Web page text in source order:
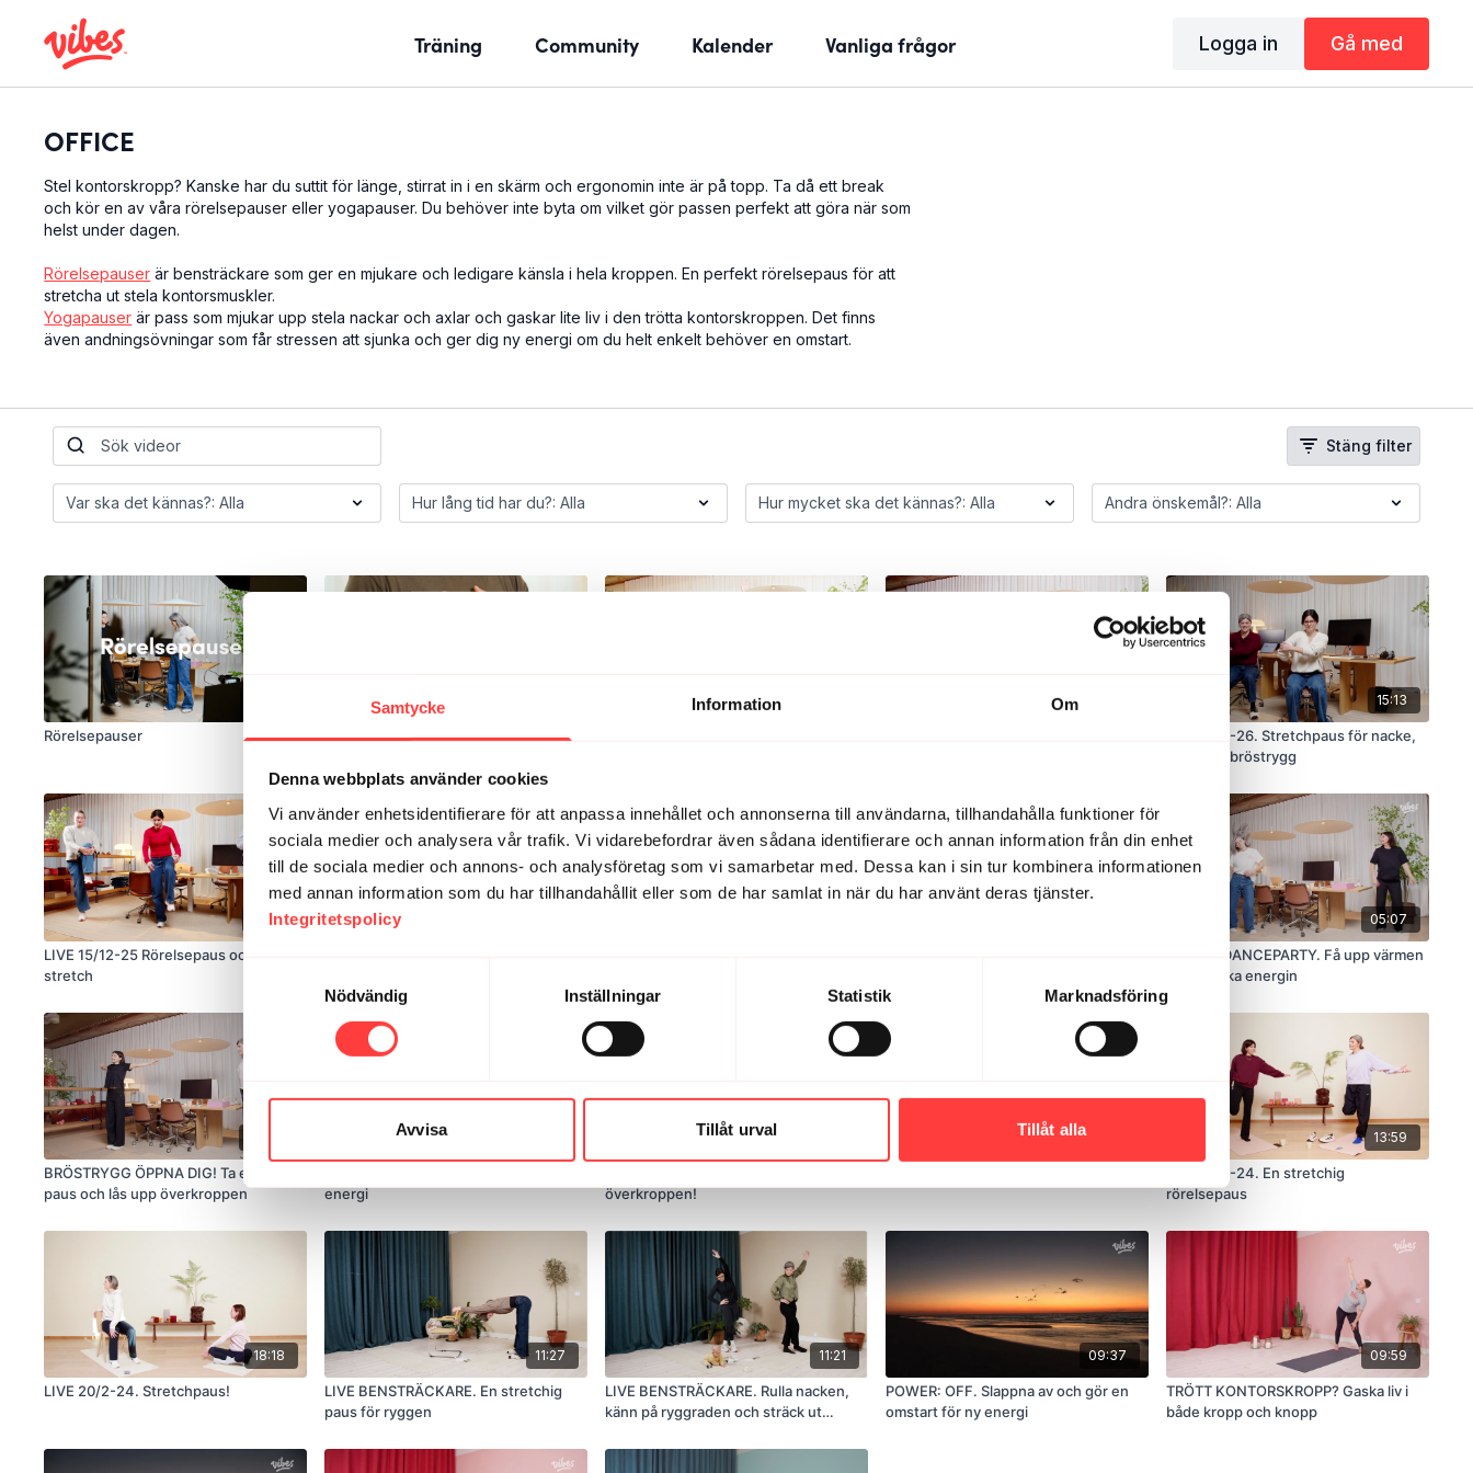
Samtycke Information Om
Denna webbplats använder cookies
Vi använder enhetsidentifierare för att anpassa innehållet och annonserna till användarna, tillhandahålla funktioner för
sociala medier och analysera vår trafik. Vi vidarebefordrar även sådana identifierare och annan information från din enhet
till de sociala medier och annons- och analysföretag som vi samarbetar med. Dessa kan i sin tur kombinera informationen
med annan information som du har tillhandahållit eller som de har samlat in när du har använt deras tjänster.
Integritetspolicy
Nödvändig
Inställningar Statistik Marknadsföring
Avvisa Tillåt urval Tillåt alla
Träning Community Kalender Vanliga frågor Logga in Gå med
OFFICE
Stel kontorskropp? Kanske har du suttit för länge, stirrat in i en skärm och ergonomin inte är på topp. Ta då ett break
och kör en av våra rörelsepauser eller yogapauser. Du behöver inte byta om vilket gör passen perfekt att göra när som
helst under dagen.
Rörelsepauser är bensträckare som ger en mjukare och ledigare känsla i hela kroppen. En perfekt rörelsepaus för att
stretcha ut stela kontorsmuskler.
Yogapauser är pass som mjukar upp stela nackar och axlar och gaskar lite liv i den trötta kontorskroppen. Det finns
även andningsövningar som får stressen att sjunka och ger dig ny energi om du helt enkelt behöver en omstart.
Stäng filter
Rörelsepauser Yogapauser
15:13
LIVE 27/1-26. Stretchpaus för nacke,
axlar och bröstrygg
13:59
LIVE 15/12-25 Rörelsepaus och mjuk
stretch
05:07
OFFICE DANCEPARTY. Få upp värmen
och tillbaka energin
BRÖSTRYGG ÖPPNA DIG! Ta en kort
paus och lås upp överkroppen
energi
överkroppen!
13:59
LIVE 9/10-24. En stretchig
rörelsepaus
18:18
LIVE 20/2-24. Stretchpaus!
11:27
LIVE BENSTRÄCKARE. En stretchig
paus för ryggen
11:21
LIVE BENSTRÄCKARE. Rulla nacken,
känn på ryggraden och sträck ut
09:37
POWER: OFF. Slappna av och gör en
omstart för ny energi
09:59
TRÖTT KONTORSKROPP? Gaska liv i
både kropp och knopp